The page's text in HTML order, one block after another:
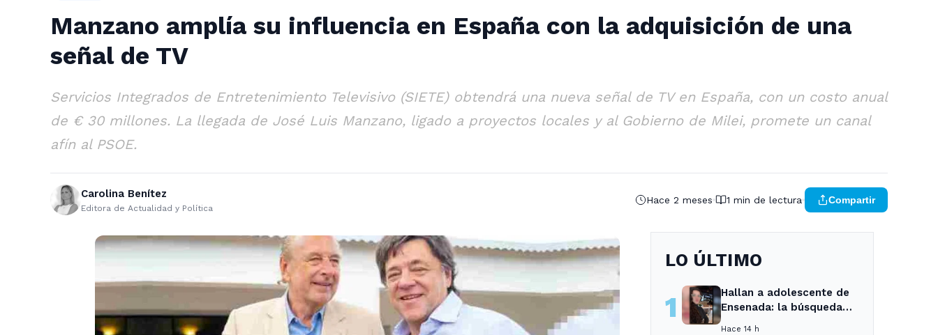
Manzano amplía su influencia en España con la adquisición de una
señal de TV
Servicios Integrados de Entretenimiento Televisivo (SIETE) obtendrá una nueva señal de TV en España, con un costo anual
de € 30 millones. La llegada de José Luis Manzano, ligado a proyectos locales y al Gobierno de Milei, promete un canal
afín al PSOE.
Carolina Benítez
Editora de Actualidad y Política
Hace 2 meses 1 min de lectura Compartir
LO ÚLTIMO
1
Hallan a adolescente de
Ensenada: la búsqueda
Hace 14 h